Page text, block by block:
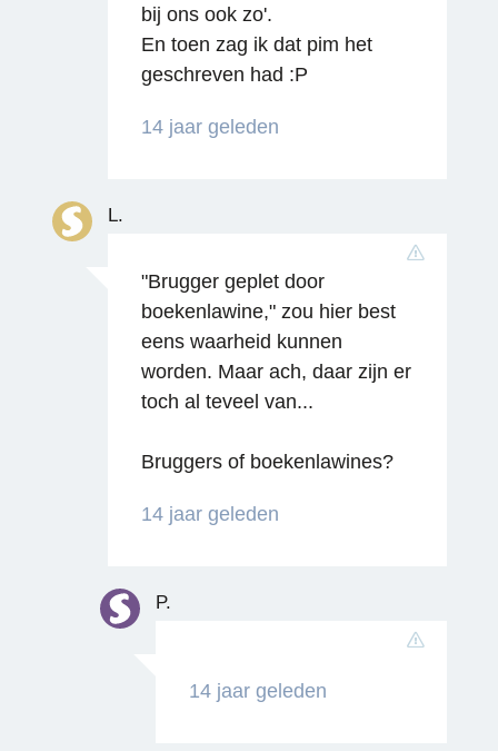
bij ons ook zo'.
En toen zag ik dat pim het
geschreven had :P
14 jaar geleden
L.
"Brugger geplet door
boekenlawine," zou hier best
eens waarheid kunnen
worden. Maar ach, daar zijn er
toch al teveel van...
Bruggers of boekenlawines?
14 jaar geleden
P.
14 jaar geleden